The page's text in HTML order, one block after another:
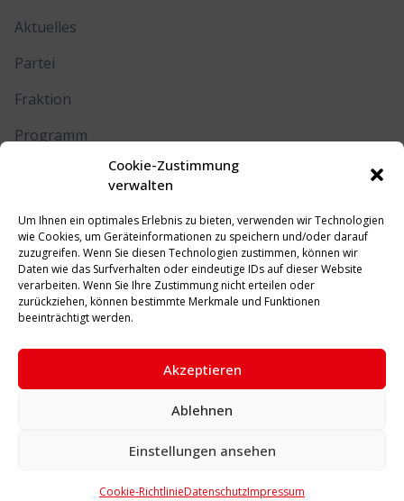
Cookie-Zustimmung
verwalten
Um Ihnen ein optimales Erlebnis zu bieten, verwenden wir Technologien
wie Cookies, um Geräteinformationen zu speichern und/oder darauf
zuzugreifen. Wenn Sie diesen Technologien zustimmen, können wir
Daten wie das Surfverhalten oder eindeutige IDs auf dieser Website
verarbeiten. Wenn Sie Ihre Zustimmung nicht erteilen oder
zurückziehen, können bestimmte Merkmale und Funktionen
beeinträchtigt werden.
Akzeptieren
Ablehnen
Einstellungen ansehen
Cookie-RichtlinieDatenschutzImpressum
Aktuelles
Partei
Fraktion
Programm
RECHTLICHES
Impressum
Datenschutz
Cookie-Richtlinie (EU)